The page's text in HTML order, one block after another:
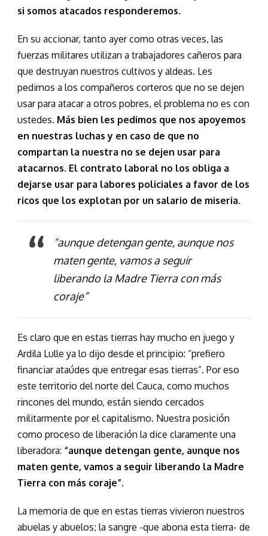
si somos atacados responderemos.
En su accionar, tanto ayer como otras veces, las
fuerzas militares utilizan a trabajadores cañeros para
que destruyan nuestros cultivos y aldeas. Les
pedimos a los compañeros corteros que no se dejen
usar para atacar a otros pobres, el problema no es con
ustedes. Más bien les pedimos que nos apoyemos
en nuestras luchas y en caso de que no
compartan la nuestra no se dejen usar para
atacarnos. El contrato laboral no los obliga a
dejarse usar para labores policiales a favor de los
ricos que los explotan por un salario de miseria.
“aunque detengan gente, aunque nos
maten gente, vamos a seguir
liberando la Madre Tierra con más
coraje”
Es claro que en estas tierras hay mucho en juego y
Ardila Lulle ya lo dijo desde el principio: “prefiero
financiar ataúdes que entregar esas tierras”. Por eso
este territorio del norte del Cauca, como muchos
rincones del mundo, están siendo cercados
militarmente por el capitalismo. Nuestra posición
como proceso de liberación la dice claramente una
liberadora: “aunque detengan gente, aunque nos
maten gente, vamos a seguir liberando la Madre
Tierra con más coraje”.
La memoria de que en estas tierras vivieron nuestros
abuelas y abuelos; la sangre -que abona esta tierra- de